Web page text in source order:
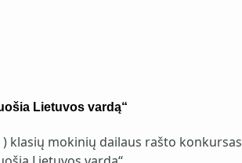
Lietuvos vardą“
klasių mokinių dailaus rašto konkursas